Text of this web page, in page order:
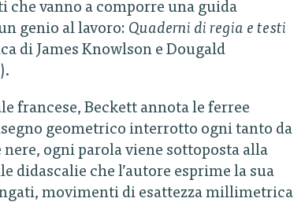
vanno a comporre una guida
genio al lavoro: Quaderni di regia e testi
di James Knowlson e Dougald
francese, Beckett annota le ferree
geometrico interrotto ogni tanto da
ogni parola viene sottoposta alla
didascalie che l’autore esprime la sua
movimenti di esattezza millimetrica